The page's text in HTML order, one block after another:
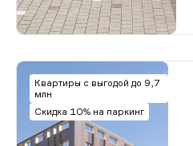
Квартиры с выгодой до 9,7
млн
Скидка 10% на паркинг